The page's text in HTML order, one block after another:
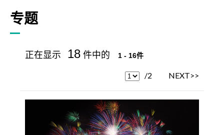
专题
正在显示 18 件中的 1 - 16件
/2 NEXT>>